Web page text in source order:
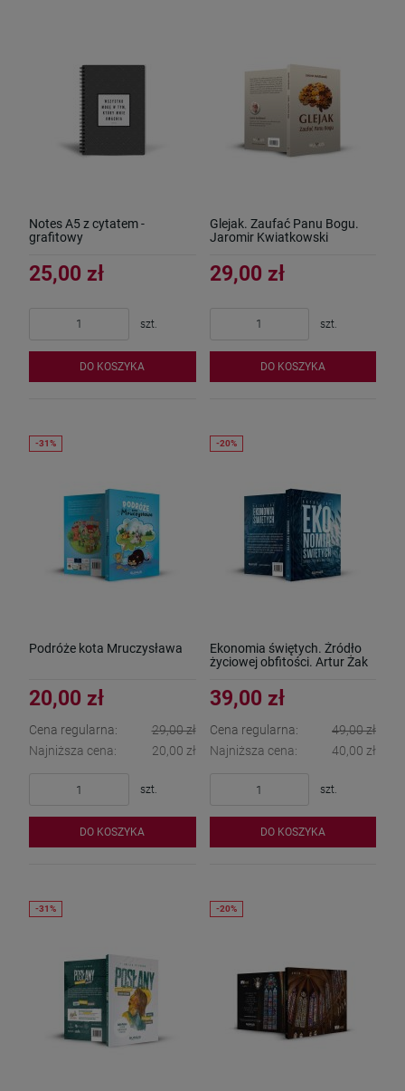
Notes A5 z cytatem -
grafitowy
25,00 zł
szt.
DO KOSZYKA
Glejak. Zaufać Panu Bogu.
Jaromir Kwiatkowski
29,00 zł
szt.
DO KOSZYKA
Podróże kota Mruczysława
20,00 zł
Cena regularna:
29,00 zł
Najniższa cena:
20,00 zł
szt.
DO KOSZYKA
Ekonomia świętych. Źródło
życiowej obfitości. Artur Żak
39,00 zł
Cena regularna:
49,00 zł
Najniższa cena:
40,00 zł
szt.
DO KOSZYKA